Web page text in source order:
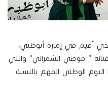
أقيم في إمارة أبوظبي،
” موضي الشمراني” والتي
الوطني المهم بالنسبة